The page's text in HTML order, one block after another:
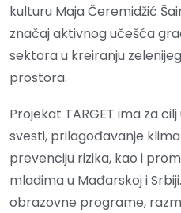
kulturu Maja Čeremidžić
značaj aktivnog učešća
sektora u kreiranju
prostora.
Projekat TARGET ima za
svesti, prilagođavanje
prevenciju rizika, kao i
mladima u Mađarskoj i
obrazovne programe,